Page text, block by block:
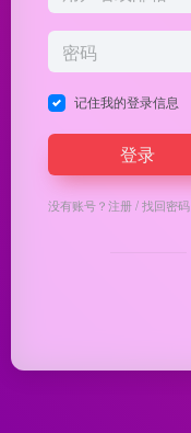
记住我的登录信息
登录
没有账号？注册/找回密码